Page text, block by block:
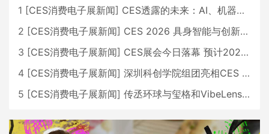
1 [CES消费电子展新闻] CES透露的未来：AI、机器人与智能生活大爆发
2 [CES消费电子展新闻] CES 2026 具身智能与创新领域 中国公司大放异彩
3 [CES消费电子展新闻] CES展会今日落幕 预计2026行业收入将超五千亿美元
4 [CES消费电子展新闻] 深圳科创学院组团亮相CES 广受好评
5 [CES消费电子展新闻] 传丞环球与玺格和VibeLens共同推出全新耳机